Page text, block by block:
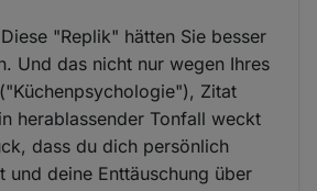
"Replik" hätten Sie besser
Und das nicht nur wegen Ihres
Zitat
herablassender Tonfall weckt
dass du dich persönlich
und deine Enttäuschung über